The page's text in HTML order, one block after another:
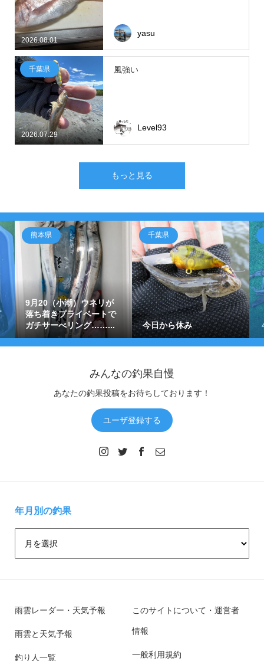
2026.08.01
yasu
2026.07.29
千葉県 風強い
Level93
もっと見る
熊本県
9月20（小潮）ウネリが
落ち着きプライベートで
ガチサーべリング……...
千葉県
今日から休み
みんなの釣果自慢
あなたの釣果投稿をお待ちしております！
ユーザ登録する
年月別の釣果
雨雲レーダー・天気予報
雨雲と天気予報
釣り人一覧
このサイトについて・運営者
情報
一般利用規約